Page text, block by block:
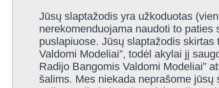
Jūsų slaptažodis yra užkoduotas
nerekomenduojama naudoti to
puslapiuose. Jūsų slaptažodis
Valdomi Modeliai”, todėl akylai jį
Radijo Bangomis Valdomi Modeliai”
šalims. Mes niekada neprašome